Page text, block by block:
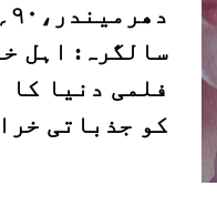
سالگرہ: اہل
فلمی دنیا کا
کو جذباتی